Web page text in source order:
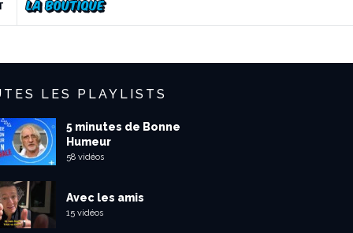
LES PLAYLISTS
5 minutes de Bonne
Humeur
58 vidéos
Avec les amis
15 vidéos